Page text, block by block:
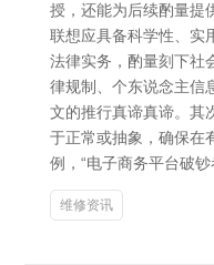
授，还能为后续酌量提
联想应具备科学性、实
法律实务，酌量刻下社
律规制、个东说念主信
文的推行真谛真谛。其
于正常或抽象，确保在
例，“电子商务平台破
维修资讯